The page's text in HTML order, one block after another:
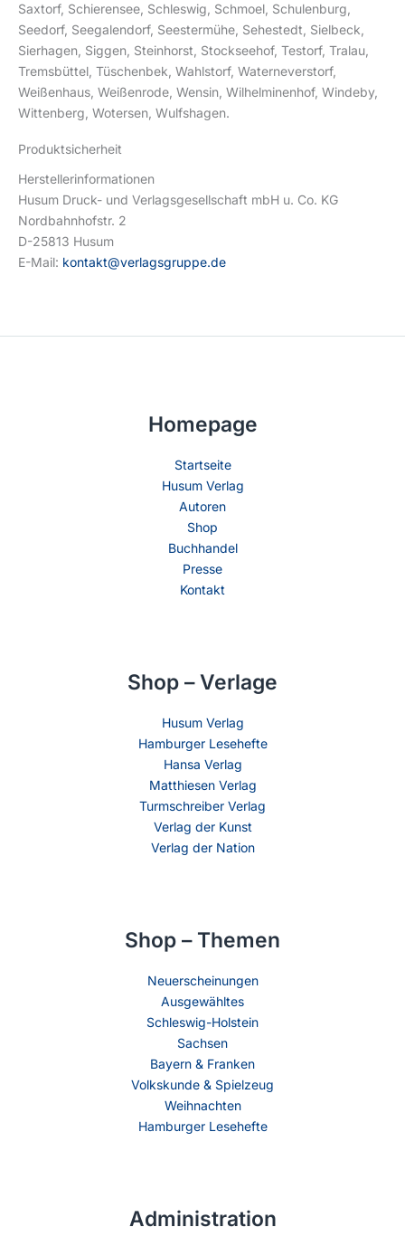
Saxtorf, Schierensee, Schleswig, Schmoel, Schulenburg,
Seedorf, Seegalendorf, Seestermühe, Sehestedt, Sielbeck,
Sierhagen, Siggen, Steinhorst, Stockseehof, Testorf, Tralau,
Tremsbüttel, Tüschenbek, Wahlstorf, Waterneverstorf,
Weißenhaus, Weißenrode, Wensin, Wilhelminenhof, Windeby,
Wittenberg, Wotersen, Wulfshagen.
Produktsicherheit
Herstellerinformationen
Husum Druck- und Verlagsgesellschaft mbH u. Co. KG
Nordbahnhofstr. 2
D-25813 Husum
E-Mail: kontakt@verlagsgruppe.de
Homepage
Startseite
Husum Verlag
Autoren
Shop
Buchhandel
Presse
Kontakt
Shop – Verlage
Husum Verlag
Hamburger Lesehefte
Hansa Verlag
Matthiesen Verlag
Turmschreiber Verlag
Verlag der Kunst
Verlag der Nation
Shop – Themen
Neuerscheinungen
Ausgewähltes
Schleswig-Holstein
Sachsen
Bayern & Franken
Volkskunde & Spielzeug
Weihnachten
Hamburger Lesehefte
Administration